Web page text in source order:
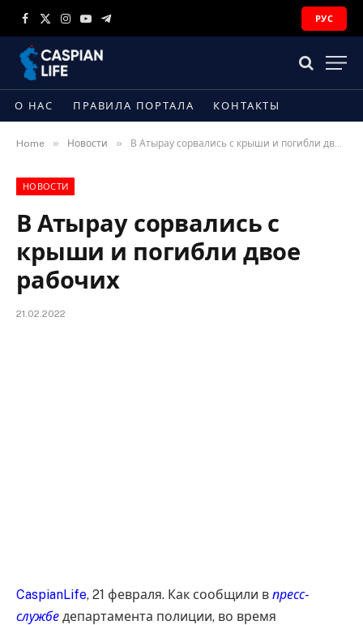
Facebook
X
Instagram
YouTubeTelegram
РУС
О НАС ПРАВИЛА ПОРТАЛА КОНТАКТЫ
Home » Новости » В Атырау сорвались с крыши и погибли двое рабочих
НОВОСТИ
В Атырау сорвались с
крыши и погибли двое
рабочих
21.02.2022
CaspianLife, 21 февраля. Как сообщили в пресс-
службе департамента полиции, во время